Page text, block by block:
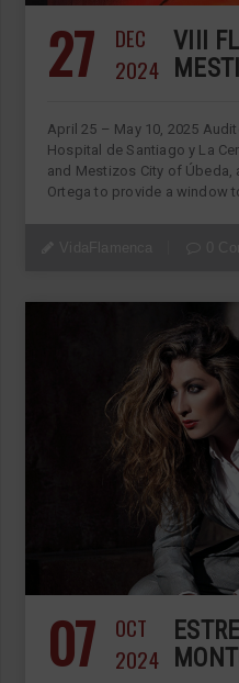
27
DEC
2024
VIII
April 25 – May 10, 2025
Hospital de Santiago y La
and Mestizos City of
Ortega to provide a window
07
OCT
2024